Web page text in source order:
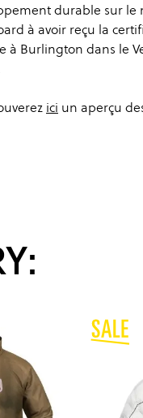
durable sur le
à avoir reçu la
à Burlington dans le
ici un aperçu